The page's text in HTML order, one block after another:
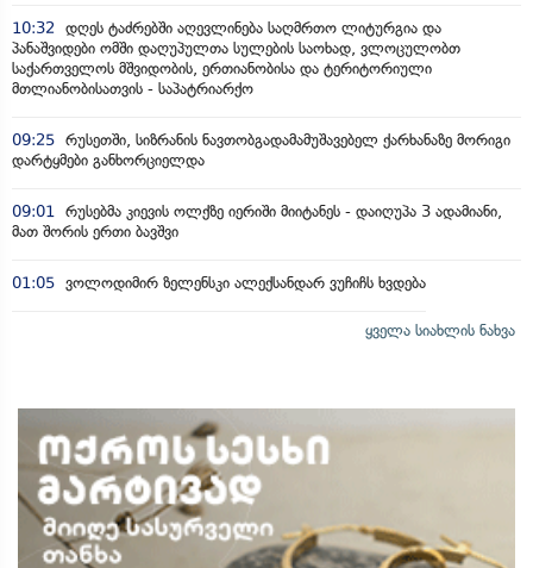
10:32
დღეს ტაძრებში აღევლინება საღმრთო ლიტურგია და
პანაშვიდები ომში დაღუპულთა სულების საოხად, ვლოცულობთ
საქართველოს მშვიდობის, ერთიანობისა და ტერიტორიული
მთლიანობისათვის - საპატრიარქო
09:25 რუსეთში, სიზრანის ნავთობგადამამუშავებელ ქარხანაზე მორიგი
დარტყმები განხორციელდა
09:01
რუსებმა კიევის ოლქზე იერიში მიიტანეს - დაიღუპა 3 ადამიანი,
მათ შორის ერთი ბავშვი
01:05 ვოლოდიმირ ზელენსკი ალექსანდარ ვუჩიჩს ხვდება
ყველა სიახლის ნახვა